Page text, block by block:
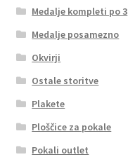
Medalje kompleti po 3
Medalje posamezno
Okvirji
Ostale storitve
Plakete
Ploščice za pokale
Pokali outlet